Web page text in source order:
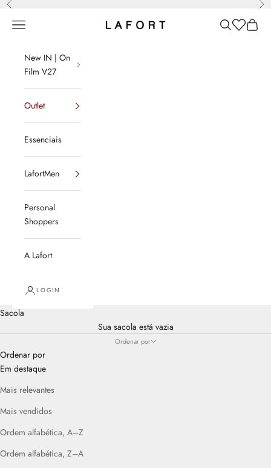
Pular para o conteúdo
Anterior
LAFORT
Menu Pesquisar
Lista de
Sacola
New IN | On
Film V27
Outlet
Essenciais
LafortMen
Personal
Shoppers
A Lafort
LOGIN
Sacola
Sua sacola está vazia
Ordenar por
Ordenar por
Em destaque
Mais relevantes
Mais vendidos
Ordem alfabética, A–Z
Ordem alfabética, Z–A